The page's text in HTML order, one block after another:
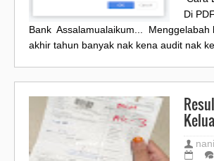
Di
Bank Assalamualaikum... Menggelabah
akhir tahun banyak nak kena audit nak